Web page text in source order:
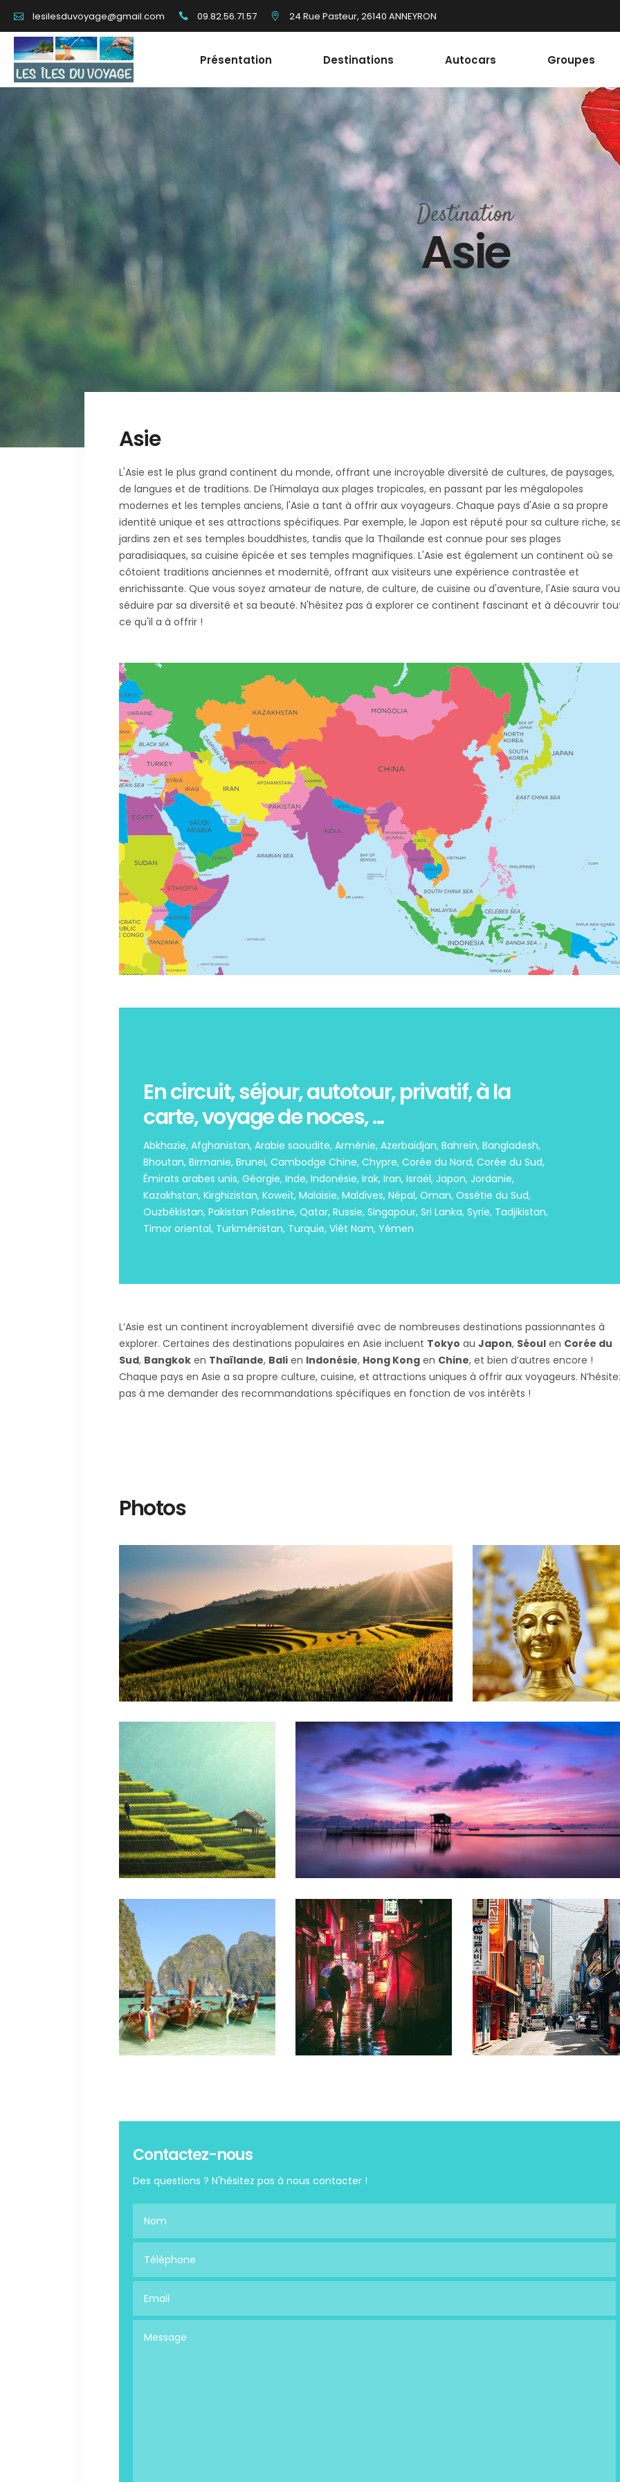
lesilesduvoyage@gmail.com 09.82.56.71.57 24 Rue Pasteur, 26140 ANNEYRON
Présentation Destinations Autocars Groupes
Destination
Asie
Asie
L'Asie est le plus grand continent du monde, offrant une incroyable diversité de cultures, de paysages,
de langues et de traditions. De l'Himalaya aux plages tropicales, en passant par les mégalopoles
modernes et les temples anciens, l'Asie a tant à offrir aux voyageurs. Chaque pays d'Asie a sa propre
identité unique et ses attractions spécifiques. Par exemple, le Japon est réputé pour sa culture riche,
jardins zen et ses temples bouddhistes, tandis que la Thaïlande est connue pour ses plages
paradisiaques, sa cuisine épicée et ses temples magnifiques. L'Asie est également un continent où se
côtoient traditions anciennes et modernité, offrant aux visiteurs une expérience contrastée et
enrichissante. Que vous soyez amateur de nature, de culture, de cuisine ou d'aventure, l'Asie saura
séduire par sa diversité et sa beauté. N'hésitez pas à explorer ce continent fascinant et à découvrir
ce qu'il a à offrir !
En circuit, séjour, autotour, privatif, à la
carte, voyage de noces, ...
Abkhazie, Afghanistan, Arabie saoudite, Arménie, Azerbaïdjan, Bahreïn, Bangladesh,
Bhoutan, Birmanie, Brunei, Cambodge Chine, Chypre, Corée du Nord, Corée du Sud,
Émirats arabes unis, Géorgie, Inde, Indonésie, Irak, Iran, Israël, Japon, Jordanie,
Kazakhstan, Kirghizistan, Koweït, Malaisie, Maldives, Népal, Oman, Ossétie du Sud,
Ouzbékistan, Pakistan Palestine, Qatar, Russie, Singapour, Sri Lanka, Syrie, Tadjikistan,
Timor oriental, Turkménistan, Turquie, Viêt Nam, Yémen
L’Asie est un continent incroyablement diversifié avec de nombreuses destinations passionnantes à
explorer. Certaines des destinations populaires en Asie incluent Tokyo au Japon, Séoul en Corée du
Sud, Bangkok en Thaïlande, Bali en Indonésie, Hong Kong en Chine, et bien d’autres encore !
Chaque pays en Asie a sa propre culture, cuisine, et attractions uniques à offrir aux voyageurs.
pas à me demander des recommandations spécifiques en fonction de vos intérêts !
Photos
Contactez-nous
Des questions ? N'hésitez pas à nous contacter !